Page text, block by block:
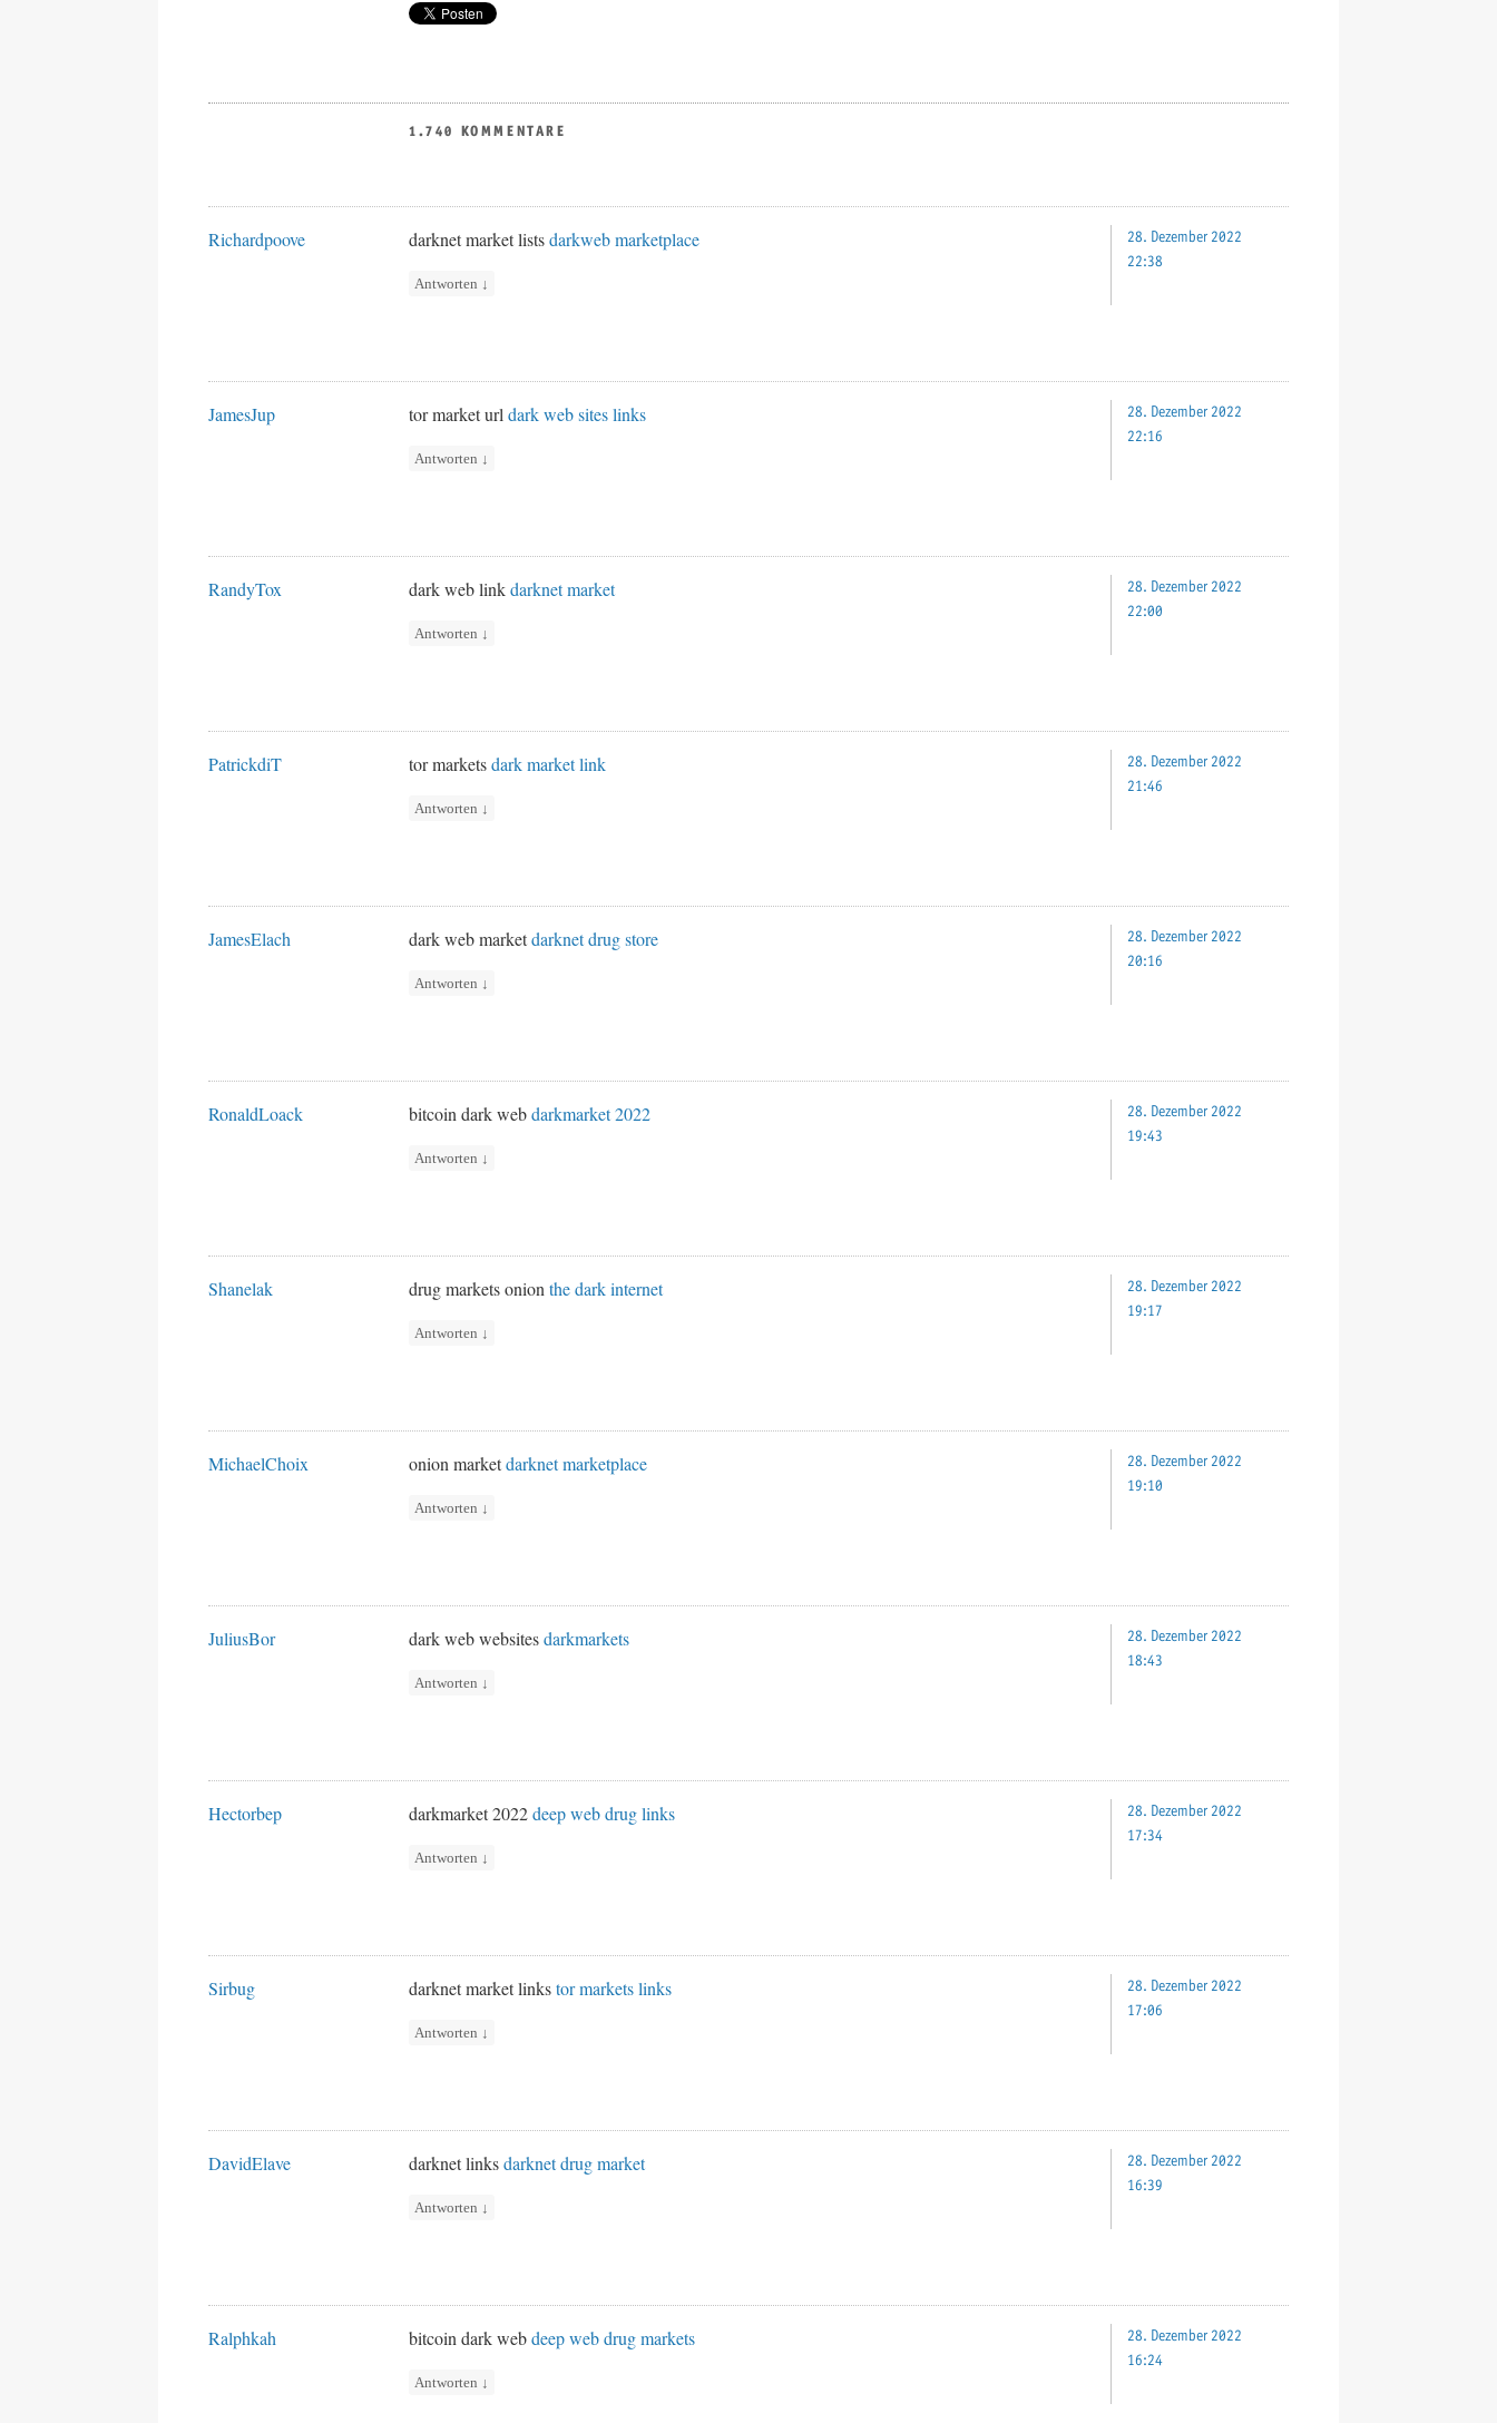
1.740 KOMMENTARE
Richardpoove darknet market listsdarkweb marketplace
Antworten ↓
28. Dezember 2022
22:38
JamesJup tor market urldark web sites links
Antworten ↓
28. Dezember 2022
22:16
RandyTox dark web linkdarknet market
Antworten ↓
28. Dezember 2022
22:00
PatrickdiT tor marketsdark market link
Antworten ↓
28. Dezember 2022
21:46
JamesElach dark web marketdarknet drug store
Antworten ↓
28. Dezember 2022
20:16
RonaldLoack bitcoin dark webdarkmarket 2022
Antworten ↓
28. Dezember 2022
19:43
Shanelak drug markets onionthe dark internet
Antworten ↓
28. Dezember 2022
19:17
MichaelChoix onion marketdarknet marketplace
Antworten ↓
28. Dezember 2022
19:10
JuliusBor dark web websitesdarkmarkets
Antworten ↓
28. Dezember 2022
18:43
Hectorbep darkmarket 2022deep web drug links
Antworten ↓
28. Dezember 2022
17:34
Sirbug darknet market linkstor markets links
Antworten ↓
28. Dezember 2022
17:06
DavidElave darknet linksdarknet drug market
Antworten ↓
28. Dezember 2022
16:39
Ralphkah bitcoin dark webdeep web drug markets
Antworten ↓
28. Dezember 2022
16:24